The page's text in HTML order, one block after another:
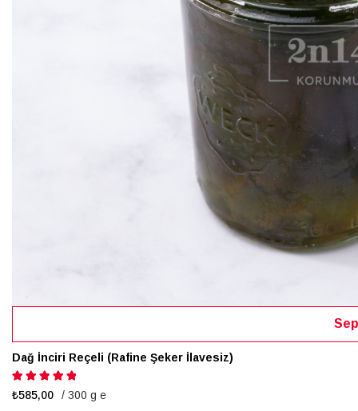
Dağ İnciri Reçeli (Rafine Şeker İlavesiz)
Puanlama:
₺585,00 / 300 g e